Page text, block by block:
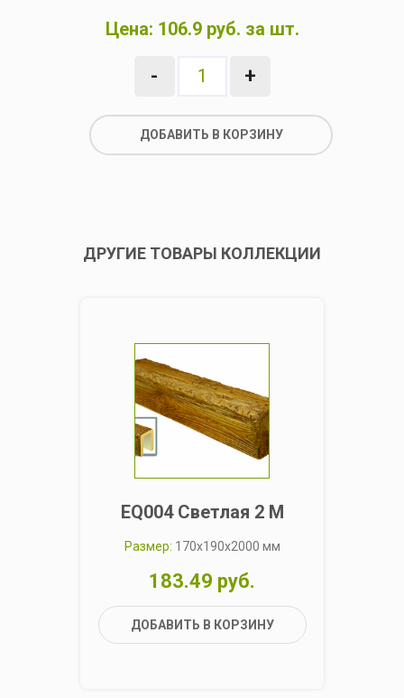
Цена: 106.9 руб. за шт.
- +
ДОБАВИТЬ В КОРЗИНУ
ДРУГИЕ ТОВАРЫ КОЛЛЕКЦИИ
EQ004 Светлая 2 М
Размер: 170x190x2000 мм
183.49 руб.
ДОБАВИТЬ В КОРЗИНУ